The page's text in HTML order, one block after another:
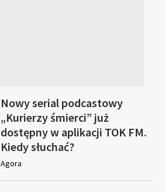
Nowy serial podcastowy
„Kurierzy śmierci” już
dostępny w aplikacji TOK FM.
Kiedy słuchać?
Agora